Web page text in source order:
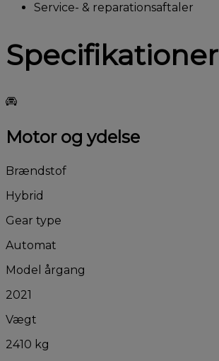
Service- & reparationsaftaler
Specifikationer
Motor og ydelse
Brændstof
Hybrid
Gear type
Automat
Model årgang
2021
Vægt
2410 kg